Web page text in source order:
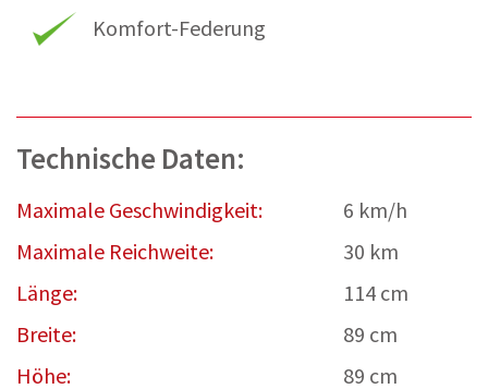
Komfort-Federung
Technische Daten:
Maximale Geschwindigkeit:
6 km/h
Maximale Reichweite:
30 km
Länge:
114 cm
Breite:
89 cm
Höhe:
89 cm